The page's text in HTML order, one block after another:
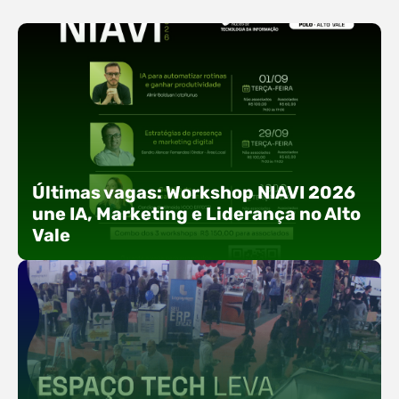
Últimas vagas: Workshop NIAVI 2026
une IA, Marketing e Liderança no Alto
Vale